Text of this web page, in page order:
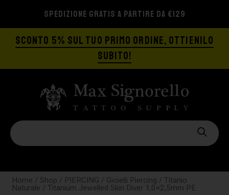
SPEDIZIONE GRATIS A PARTIRE DA €129
SCONTO 5% SUL TUO PRIMO ORDINE, OTTIENILO
SUBITO!
Home / Shop / PIERCING / Gioielli Piercing / Titanio
Naturale / Titanium Jewelled Skin Diver 1,0×2,5mm PE